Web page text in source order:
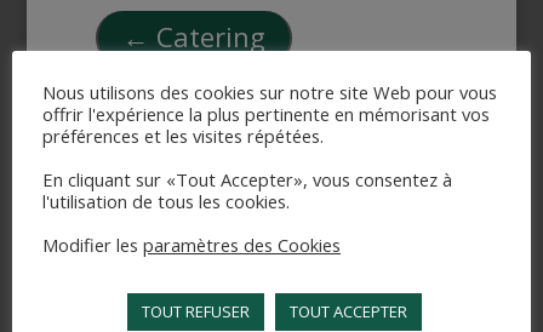
← Catering
Fresh catch products -
Fishing products→
Nous utilisons des cookies sur notre site Web pour vous
offrir l'expérience la plus pertinente en mémorisant vos
préférences et les visites répétées.
En cliquant sur «Tout Accepter», vous consentez à
l'utilisation de tous les cookies.
Modifier les paramètres des Cookies
TOUT REFUSER TOUT ACCEPTER